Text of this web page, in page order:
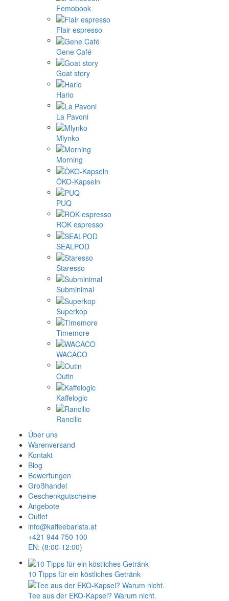
Femobook
Flair espresso
Gene Café
Goat story
Hario
La Pavoni
Mlynko
Morning
ÖKO-Kapseln
PUQ
ROK espresso
SEALPOD
Staresso
Subminimal
Superkop
Timemore
WACACO
Outin
Kaffelogic
Rancilio
Über uns
Warenversand
Kontakt
Blog
Bewertungen
Großhandel
Geschenkgutscheine
Angebote
Outlet
info@kaffeebarista.at
+421 944 750 100
EN: (8:00-12:00)
10 Tipps für ein köstliches Getränk
Tee aus der EKO-Kapsel? Warum nicht.